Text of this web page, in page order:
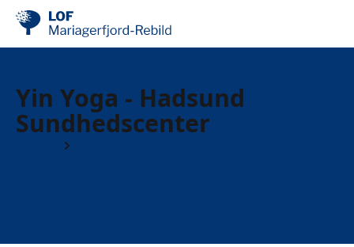
Yin Yoga - Hadsund
Sundhedscenter